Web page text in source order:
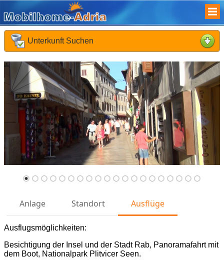
Unterkunft Suchen
Früheste Anreise : Späteste Abreise :
Reisende : Kinder :
Reisedauer :
Suchen
Anlage Standort Ausflüge
Ausflugsmöglichkeiten:
Besichtigung der Insel und der Stadt Rab, Panoramafahrt mit
dem Boot, Nationalpark Plitvicer Seen.